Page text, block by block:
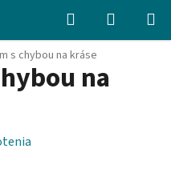
Hľadať
KOŠÍK
s chybou na kráse
na